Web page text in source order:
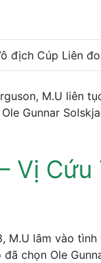
địch Cúp Liên
M.U liên
Gunnar
Vị Cứu
M.U lâm vào
chọn Ole